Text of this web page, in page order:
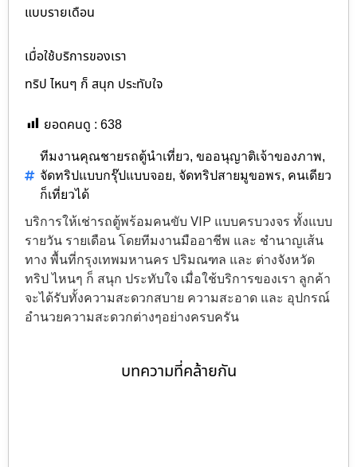
แบบรายเดือน
เมื่อใช้บริการของเรา
ทริป ไหนๆ ก็ สนุก ประทับใจ
ยอดคนดู : 638
ทีมงานคุณชายรถตู้นำเที่ยว, ขออนุญาติเจ้าของภาพ,
จัดทริปแบบกรุ๊ปแบบจอย, จัดทริปสายมูขอพร, คนเดียว
ก็เที่ยวได้
บริการให้เช่ารถตู้พร้อมคนขับ VIP แบบครบวงจร ทั้งแบบ
รายวัน รายเดือน โดยทีมงานมืออาชีพ และ ชำนาญเส้น
ทาง พื้นที่กรุงเทพมหานคร ปริมณฑล และ ต่างจังหวัด
ทริป ไหนๆ ก็ สนุก ประทับใจ เมื่อใช้บริการของเรา ลูกค้า
จะได้รับทั้งความสะดวกสบาย ความสะอาด และ อุปกรณ์
อำนวยความสะดวกต่างๆอย่างครบครัน
บทความที่คล้ายกัน